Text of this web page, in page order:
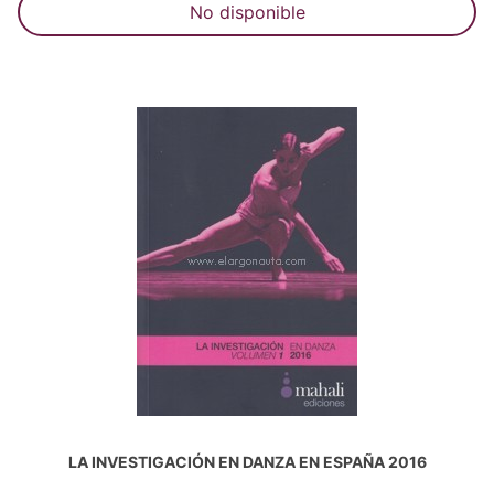
No disponible
LA INVESTIGACIÓN EN DANZA EN ESPAÑA 2016